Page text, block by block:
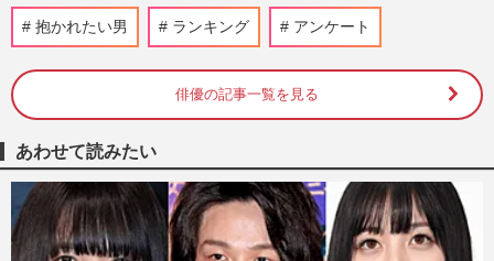
【抱かれたい男2022】おディーン様、僅差
で抜かれる！【癒されたい男】1位は堂々
週刊女性2022年7月26日・8月2日号 2022/7/19
【抱かれたい・癒されたい男2020】佐藤健
がV2！ 抱かれたくない男に急上昇したの
は
週刊女性2020年7月21日号 2020/7/10
抱かれたい男 ランキング アンケート
俳優の記事一覧を見る
あわせて読みたい